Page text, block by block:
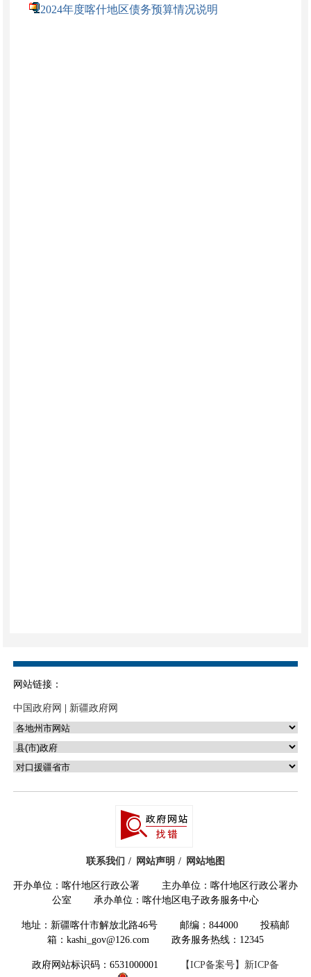
2024年度喀什地区债务预算情况说明
网站链接：
中国政府网 新疆政府网
联系我们 网站声明 网站地图
开办单位：喀什地区行政公署 主办单位：喀什地区行政公署办
公室 承办单位：喀什地区电子政务服务中心
地址：新疆喀什市解放北路46号 邮编：844000 投稿邮
箱：kashi_gov@126.com 政务服务热线：12345
政府网站标识码：6531000001 【ICP备案号】新ICP备